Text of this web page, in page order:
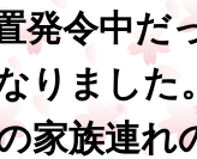
発令中だ
りました
家族連れ